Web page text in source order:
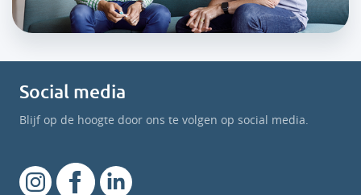
Social media
Blijf op de hoogte door ons te volgen op social media.